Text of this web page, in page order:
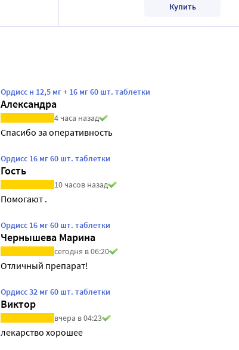
Купить
Ордисс н 12,5 мг + 16 мг 60 шт. таблетки
Александра
4 часа назад
Спасибо за оперативность
Ордисс 16 мг 60 шт. таблетки
Гость
10 часов назад
Помогают .
Ордисс 16 мг 60 шт. таблетки
Чернышева Марина
сегодня в 06:20
Отличный препарат!
Ордисс 32 мг 60 шт. таблетки
Виктор
вчера в 04:23
лекарство хорошее